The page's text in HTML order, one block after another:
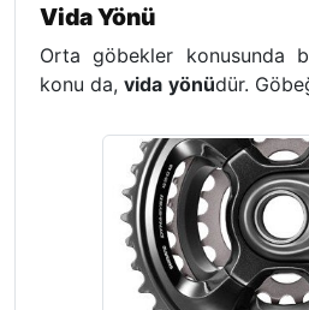
Vida Yönü
Orta göbekler konusunda
konu da,vida yönüdür.